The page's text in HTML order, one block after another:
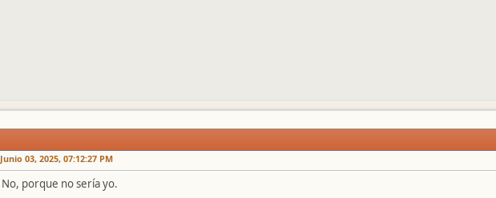
Junio 03, 2025, 07:12:27 PM
No, porque no sería yo.